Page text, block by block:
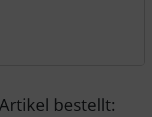
bestellt: